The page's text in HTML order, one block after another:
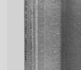
Telha americana
Telha americana
Telha americana
Telha americana